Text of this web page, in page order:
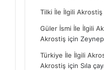
Tilki İle İlgili Akrostiş
Güler İsmi İle İlgili
Akrostiş içinZeynep
Türkiye İle İlgili
Akrostiş için Sıla